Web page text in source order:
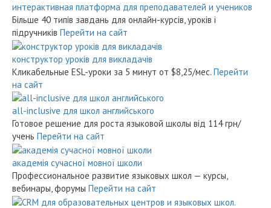
интерактивная платформа для преподавателей и учеников
Більше 40 типів завдань для онлайн-курсів, уроків і
підручників Перейти на сайт
конструктор уроків для викладачів
Кликабельные ESL-уроки за 5 минут от $8,25/мес. Перейти
на сайт
all-inclusive для школ английського
Готовое решение для роста языковой школы від 114 грн/
учень Перейти на сайт
академія сучасної мовної школи
Профессиональное развитие языковых школ — курсы,
вебинары, форумы Перейти на сайт